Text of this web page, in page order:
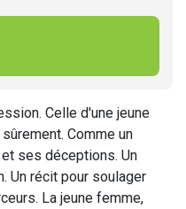
Celle d'une jeune
Comme un
ses déceptions. Un
Un récit pour soulager
La jeune femme,